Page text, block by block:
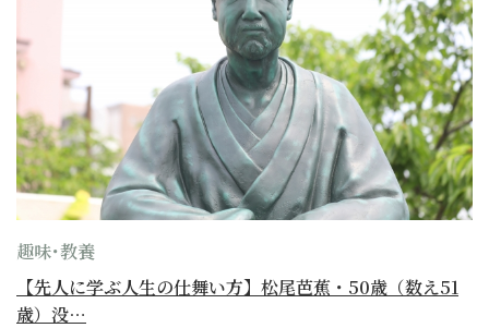
趣味･教養
【先人に学ぶ人生の仕舞い方】松尾芭蕉・50歳（数え51
歳）没…